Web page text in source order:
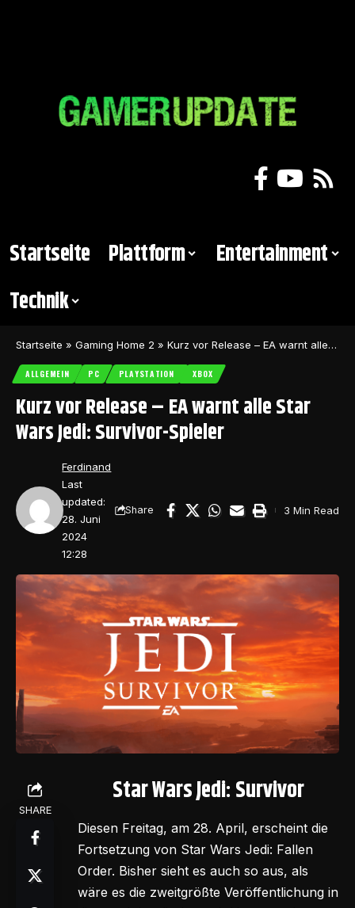
Startseite Plattform
Entertainment
Technik
Startseite » Gaming Home 2 » Kurz vor Release – EA warnt alle Star Wars Jedi: Survivor-Spieler
ALLGEMEIN PC PLAYSTATION XBOX
Kurz vor Release – EA warnt alle Star
Wars Jedi: Survivor-Spieler
Last
updated:
28. Juni
2024
12:28
Ferdinand
Share 3 Min Read
SHARE
Star Wars Jedi: Survivor
Diesen Freitag, am 28. April, erscheint die
Fortsetzung von Star Wars Jedi: Fallen
Order. Bisher sieht es auch so aus, als
wäre es die zweitgrößte Veröffentlichung in